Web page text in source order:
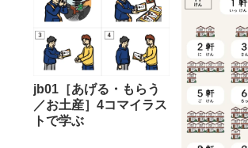
jb01［あげる・もらう
／お土産］4コマイラス
トで学ぶ